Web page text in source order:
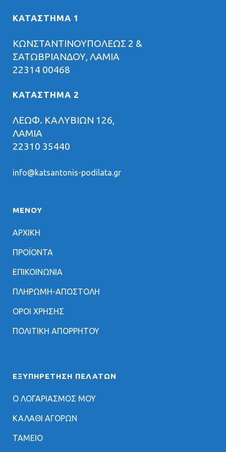
ΚΑΤΑΣΤΗΜΑ 1
ΚΩΝΣΤΑΝΤΙΝΟΥΠΟΛΕΩΣ 2 &
ΣΑΤΩΒΡΙΑΝΔΟΥ, ΛΑΜΙΑ
22314 00468
ΚΑΤΑΣΤΗΜΑ 2
ΛΕΩΦ. ΚΑΛΥΒΙΩΝ 126,
ΛΑΜΙΑ
22310 35440
info@katsantonis-podilata.gr
ΜΕΝΟΥ
ΑΡΧΙΚΗ
ΠΡΟΪΟΝΤΑ
ΕΠΙΚΟΙΝΩΝΙΑ
ΠΛΗΡΩΜΗ-ΑΠΟΣΤΟΛΗ
ΟΡΟΙ ΧΡΗΣΗΣ
ΠΟΛΙΤΙΚΗ ΑΠΟΡΡΗΤΟΥ
ΕΞΥΠΗΡΈΤΗΣΗ ΠΕΛΑΤΏΝ
Ο ΛΟΓΑΡΙΑΣΜΟΣ ΜΟΥ
ΚΑΛΑΘΙ ΑΓΟΡΩΝ
ΤΑΜΕΙΟ